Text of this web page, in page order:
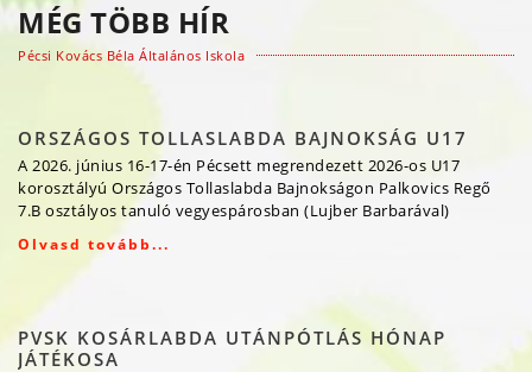
MÉG TÖBB HÍR
Pécsi Kovács Béla Általános Iskola
ORSZÁGOS TOLLASLABDA BAJNOKSÁG U17
A 2026. június 16-17-én Pécsett megrendezett 2026-os U17
korosztályú Országos Tollaslabda Bajnokságon Palkovics Regő
7.B osztályos tanuló vegyespárosban (Lujber Barbarával)
Olvasd tovább...
PVSK KOSÁRLABDA UTÁNPÓTLÁS HÓNAP
JÁTÉKOSA